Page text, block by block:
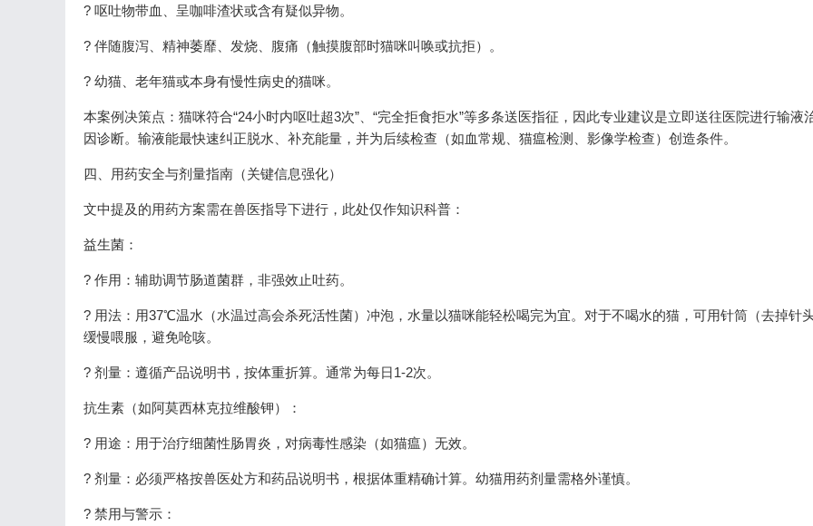
? 呕吐物带血、呈咖啡渣状或含有疑似异物。
? 伴随腹泻、精神萎靡、发烧、腹痛（触摸腹部时猫咪叫唤或抗拒）。
? 幼猫、老年猫或本身有慢性病史的猫咪。
本案例决策点：猫咪符合“24小时内呕吐超3次”、“完全拒食拒水”等多条送医指征，因此专业建议是立即送往医院进行输液
因诊断。输液能最快速纠正脱水、补充能量，并为后续检查（如血常规、猫瘟检测、影像学检查）创造条件。
四、用药安全与剂量指南（关键信息强化）
文中提及的用药方案需在兽医指导下进行，此处仅作知识科普：
益生菌：
? 作用：辅助调节肠道菌群，非强效止吐药。
? 用法：用37℃温水（水温过高会杀死活性菌）冲泡，水量以猫咪能轻松喝完为宜。对于不喝水的猫，可用针筒（去掉针
缓慢喂服，避免呛咳。
? 剂量：遵循产品说明书，按体重折算。通常为每日1-2次。
抗生素（如阿莫西林克拉维酸钾）：
? 用途：用于治疗细菌性肠胃炎，对病毒性感染（如猫瘟）无效。
? 剂量：必须严格按兽医处方和药品说明书，根据体重精确计算。幼猫用药剂量需格外谨慎。
? 禁用与警示：